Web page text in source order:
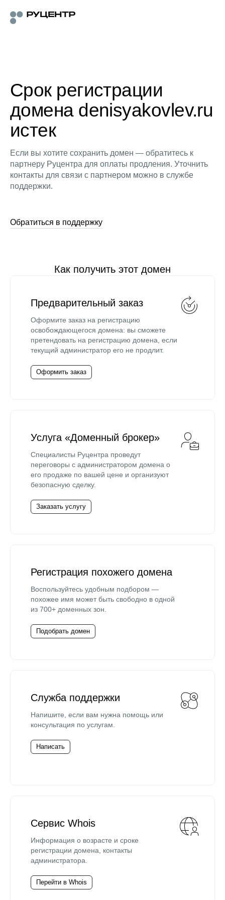
Срок регистрации
домена denisyakovlev.ru
истек
Если вы хотите сохранить домен — обратитесь к
партнеру Руцентра для оплаты продления. Уточнить
контакты для связи с партнером можно в службе
поддержки.
Обратиться в поддержку
Как получить этот домен
Предварительный заказ
Оформите заказ на регистрацию
освобождающегося домена: вы сможете
претендовать на регистрацию домена, если
текущий администратор его не продлит.
Оформить заказ
Услуга «Доменный брокер»
Специалисты Руцентра проведут
переговоры с администратором домена о
его продаже по вашей цене и организуют
безопасную сделку.
Заказать услугу
Регистрация похожего домена
Воспользуйтесь удобным подбором —
похожее имя может быть свободно в одной
из 700+ доменных зон.
Подобрать домен
Служба поддержки
Напишите, если вам нужна помощь или
консультация по услугам.
Написать
Сервис Whois
Информация о возрасте и сроке
регистрации домена, контакты
администратора.
Перейти в Whois